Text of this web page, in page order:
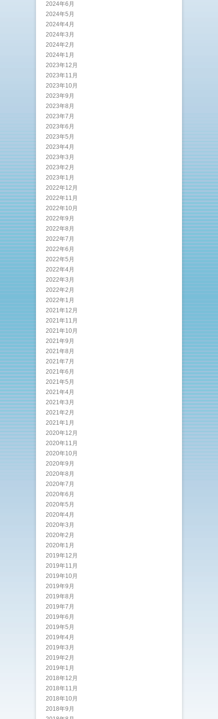
2024年6月
2024年5月
2024年4月
2024年3月
2024年2月
2024年1月
2023年12月
2023年11月
2023年10月
2023年9月
2023年8月
2023年7月
2023年6月
2023年5月
2023年4月
2023年3月
2023年2月
2023年1月
2022年12月
2022年11月
2022年10月
2022年9月
2022年8月
2022年7月
2022年6月
2022年5月
2022年4月
2022年3月
2022年2月
2022年1月
2021年12月
2021年11月
2021年10月
2021年9月
2021年8月
2021年7月
2021年6月
2021年5月
2021年4月
2021年3月
2021年2月
2021年1月
2020年12月
2020年11月
2020年10月
2020年9月
2020年8月
2020年7月
2020年6月
2020年5月
2020年4月
2020年3月
2020年2月
2020年1月
2019年12月
2019年11月
2019年10月
2019年9月
2019年8月
2019年7月
2019年6月
2019年5月
2019年4月
2019年3月
2019年2月
2019年1月
2018年12月
2018年11月
2018年10月
2018年9月